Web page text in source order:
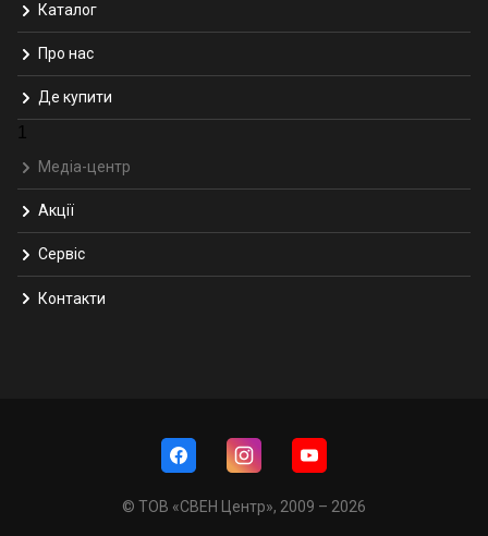
Каталог
Про нас
Де купити
1
Медіа-центр
Акції
Сервіс
Контакти
© ТОВ «СВЕН Центр», 2009 – 2026